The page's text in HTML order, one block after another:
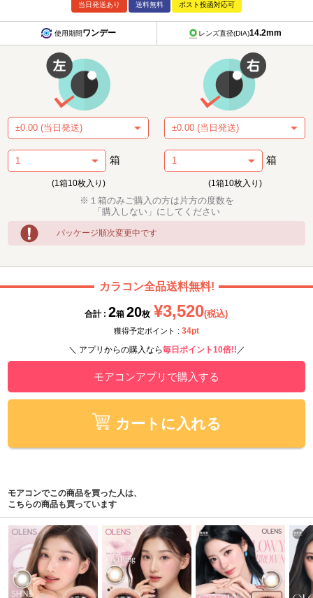
当日発送あり 送料無料 ポスト投函対応可
使用期間ワンデー レンズ直径(DIA)14.2mm
箱
(1箱10枚入り)
箱
(1箱10枚入り)
※１箱のみご購入の方は片方の度数を
「購入しない」にしてください
パッケージ順次変更中です
カラコン全品送料無料!
合計 : 2箱 20枚 ¥3,520(税込)
獲得予定ポイント : 34pt
＼ アプリからの購入なら毎日ポイント10倍!! ／
モアコンアプリで購入する
カートに入れる
モアコンでこの商品を買った人は、
こちらの商品も買っています